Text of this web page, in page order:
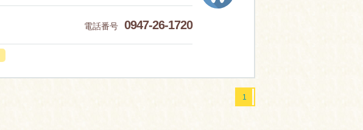
電話番号 0947-26-1720
1